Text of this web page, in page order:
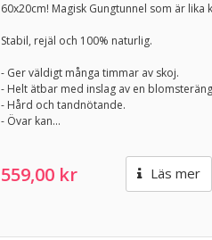
60x20cm! Magisk Gungtunnel som är
Stabil, rejäl och 100% naturlig.
- Ger väldigt många timmar av skoj.
- Helt ätbar med inslag av en
- Hård och tandnötande.
- Övar kan...
559,00 kr Läs mer